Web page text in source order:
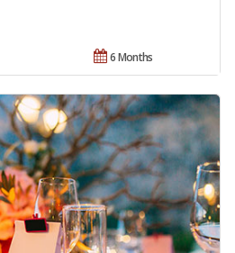
6 Months